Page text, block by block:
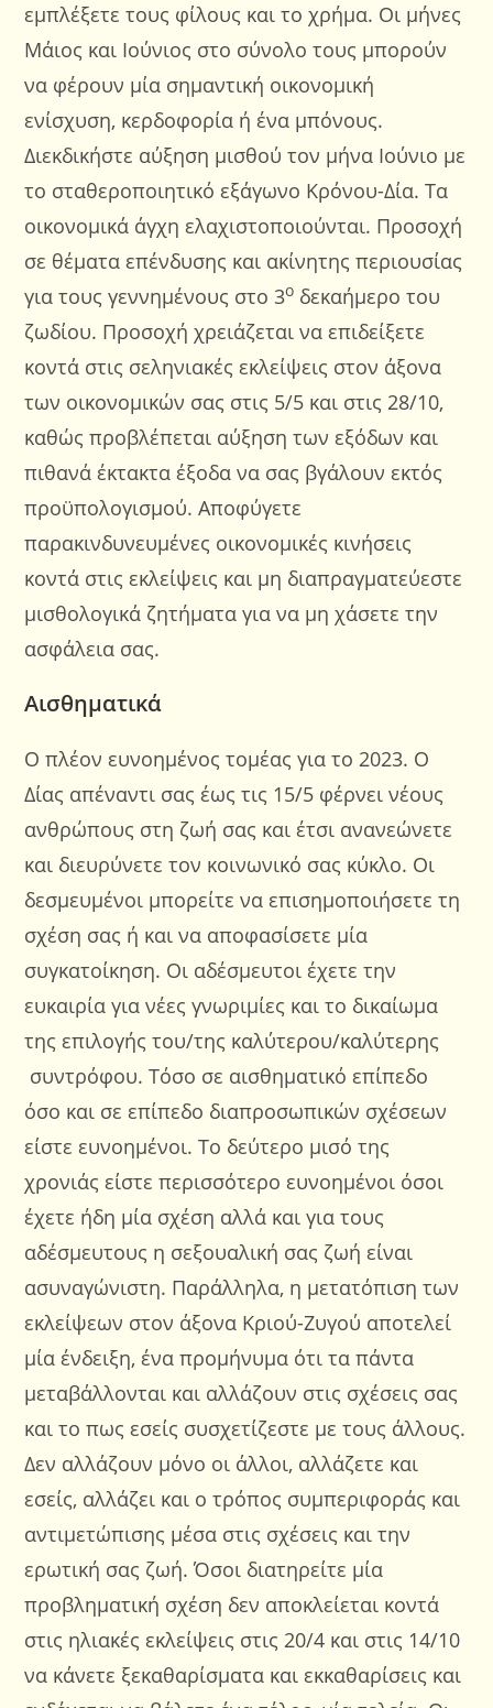
εμπλέξετε τους φίλους και το χρήμα. Οι μήνες
Μάιος και Ιούνιος στο σύνολο τους μπορούν
να φέρουν μία σημαντική οικονομική
ενίσχυση, κερδοφορία ή ένα μπόνους.
Διεκδικήστε αύξηση μισθού τον μήνα Ιούνιο με
το σταθεροποιητικό εξάγωνο Κρόνου-Δία. Τα
οικονομικά άγχη ελαχιστοποιούνται. Προσοχή
σε θέματα επένδυσης και ακίνητης περιουσίας
για τους γεννημένους στο 3ο δεκαήμερο του
ζωδίου. Προσοχή χρειάζεται να επιδείξετε
κοντά στις σεληνιακές εκλείψεις στον άξονα
των οικονομικών σας στις 5/5 και στις 28/10,
καθώς προβλέπεται αύξηση των εξόδων και
πιθανά έκτακτα έξοδα να σας βγάλουν εκτός
προϋπολογισμού. Αποφύγετε
παρακινδυνευμένες οικονομικές κινήσεις
κοντά στις εκλείψεις και μη διαπραγματεύεστε
μισθολογικά ζητήματα για να μη χάσετε την
ασφάλεια σας.
Αισθηματικά
Ο πλέον ευνοημένος τομέας για το 2023. Ο
Δίας απέναντι σας έως τις 15/5 φέρνει νέους
ανθρώπους στη ζωή σας και έτσι ανανεώνετε
και διευρύνετε τον κοινωνικό σας κύκλο. Οι
δεσμευμένοι μπορείτε να επισημοποιήσετε τη
σχέση σας ή και να αποφασίσετε μία
συγκατοίκηση. Οι αδέσμευτοι έχετε την
ευκαιρία για νέες γνωριμίες και το δικαίωμα
της επιλογής του/της καλύτερου/καλύτερης
συντρόφου. Τόσο σε αισθηματικό επίπεδο
όσο και σε επίπεδο διαπροσωπικών σχέσεων
είστε ευνοημένοι. Το δεύτερο μισό της
χρονιάς είστε περισσότερο ευνοημένοι όσοι
έχετε ήδη μία σχέση αλλά και για τους
αδέσμευτους η σεξουαλική σας ζωή είναι
ασυναγώνιστη. Παράλληλα, η μετατόπιση των
εκλείψεων στον άξονα Κριού-Ζυγού αποτελεί
μία ένδειξη, ένα προμήνυμα ότι τα πάντα
μεταβάλλονται και αλλάζουν στις σχέσεις σας
και το πως εσείς συσχετίζεστε με τους άλλους.
Δεν αλλάζουν μόνο οι άλλοι, αλλάζετε και
εσείς, αλλάζει και ο τρόπος συμπεριφοράς και
αντιμετώπισης μέσα στις σχέσεις και την
ερωτική σας ζωή. Όσοι διατηρείτε μία
προβληματική σχέση δεν αποκλείεται κοντά
στις ηλιακές εκλείψεις στις 20/4 και στις 14/10
να κάνετε ξεκαθαρίσματα και εκκαθαρίσεις και